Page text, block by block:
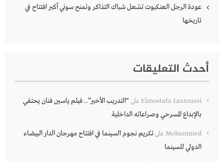
عودة الرجل العنكبوت تشعل شباك التذاكر وتمنح سوني أكبر افتتاح في
تاريخها
أحدث التعليقات
Elmostafa Laaroussi على“التدريب الأخير”.. فيلم ياسين فنان يحتفي
بالإبداع المسرحي وصراعاته الداخلية
Mohammed علىتكريم نجوم السينما في افتتاح مهرجان الدار البيضاء
الدولي للسينما